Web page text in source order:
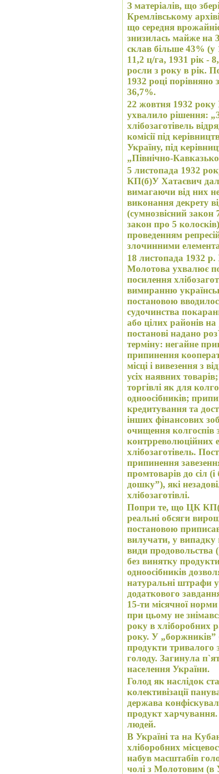
З матеріалів, що
Кремлівському
що середня
знизилась майже на
склав більше 43% (у
11,2 ц/га, 1931 рік -
росли з року в рік.
1932 році
36,7%.
22 жовтня 1932
ухвалило рішення:
хлібозаготівель
комісії під
Україну, під
„Північно-
5 листопада 1932
КП(б)У Хатаєвич
вимагаючи від них
виконання декрету
(сумнозвісний закон
закон про 5
проведенням
злочинними
18 листопада 1932
Молотова ухвалює
посилення
вимиранню
постановою
судочинства
або цілих районів
постанові надано
терміну: негайне
припинення
місці і вивезення з
усіх наявних
торгівлі як для
одноосібників;
кредитування та
інших фінансових
очищення колгоспів
контрреволюційних
хлібозаготівель.
припинення
промтоварів до сіл
дошку”), які
хлібозаготівлі.
Попри те, що ЦК
реальні обсяги
постановою
вилучати, у випадку
види продовольства
без винятку
одноосібників
натуральні штрафи
додаткового
15-ти місячної
при цьому не
року в хліборобних
року. У „боржників”
продукти тривалого
голоду. Загинула
населення України.
Голод як наслідок
колективізації
держава
продукт
людей.
В Україні та на
хліборобних
набув масштабів
чолі з Молотовим (в